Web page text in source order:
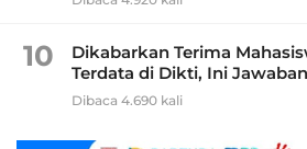
10
Dikabarkan Terima
Terdata di Dikti, Ini
Dibaca 4.690 kali